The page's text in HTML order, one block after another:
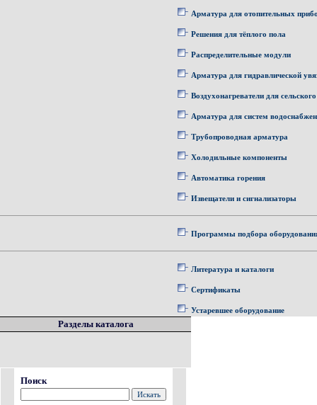
Арматура для отопительных
Решения для тёплого пола
Распределительные модули
Арматура для гидравлической
Воздухонагреватели для
Арматура для систем
Трубопроводная арматура
Холодильные компоненты
Автоматика горения
Извещатели и сигнализаторы
Программы подбора
Литература и каталоги
Сертификаты
Устаревшее оборудование
Разделы каталога
Поиск